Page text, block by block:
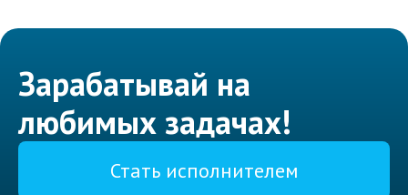
Зарабатывай на
любимых задачах!
Стать исполнителем